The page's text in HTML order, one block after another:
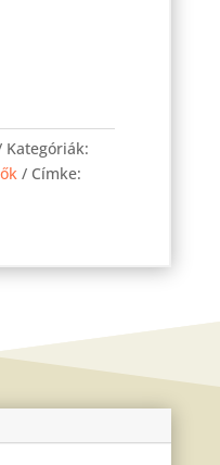
Kategóriák:
Címke: